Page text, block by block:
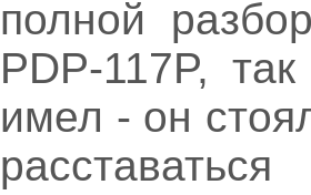
полной
PDP-117P,
имел - он